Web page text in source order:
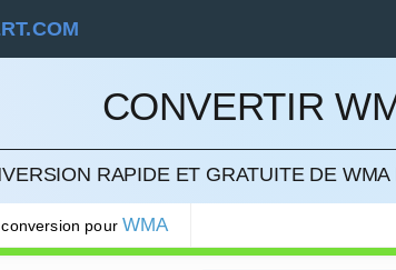
CONVERTIR
RAPIDE ET GRATUITE DE
pourWMA
ANNULER